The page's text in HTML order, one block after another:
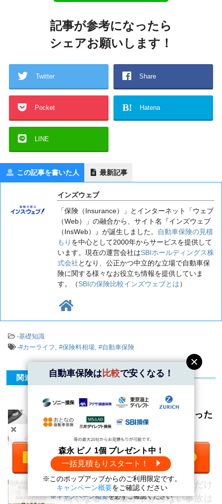
記事が参考になったら
シェアお願いします！
Twitter Share
Pocket B! Hatena
LINE
この記事を書いた人 最新記事
インズウェブ
「保険（Insurance）」とインターネット「ウェブ
（Web）」の融合から、サイト名『インズウェブ
（InsWeb）』が誕生しました。
自動車保険の見積
もり を中心として2000年からサービスを提供して
います。現在の運営会社はSBIホールディングス株
式会社となり、公正かつ中立的な立場で自動車保
険に関する様々なお役立ち情報を提供していま
す。（SBIの保険比較インズウェブとは）
-基礎知識
-#カーライフ,#保険料相場,#自動車保険
関連記事
追突事故の加害者や被害者になった
時の対応
車両保険を使うと保険料はどれだけ
高くなる？等級が下がらない事故は
自動車保険は比較で安くなる！
森永 ピノ 1個 プレゼント中！
一括見積もりスタート！
※このポップアップからのご利用限定です。
キャンペーン概要をご確認ください
一括見積もりをする
森永 ピノ1個プレゼント中！
※キャンペーン概要を必ずご確認ください